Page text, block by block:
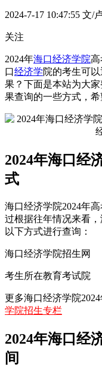
2024-7-17 10:47:55 文/
关注
2024年海口经济学院高
口经济学院的考生可
果？下面是本站为大
果查询的一些方式，希
2024年海口经
式
海口经济学院2024年
过根据往年情况来看
以下方式进行查询：
海口经济学院招生网
考生所在教育考试院
更多海口经济学院
学院招生专栏
2024年海口经
间